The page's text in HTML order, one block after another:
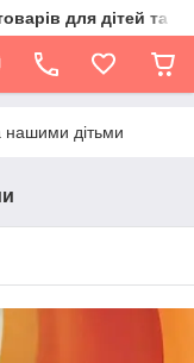
для дітей та їх
нашими дітьми